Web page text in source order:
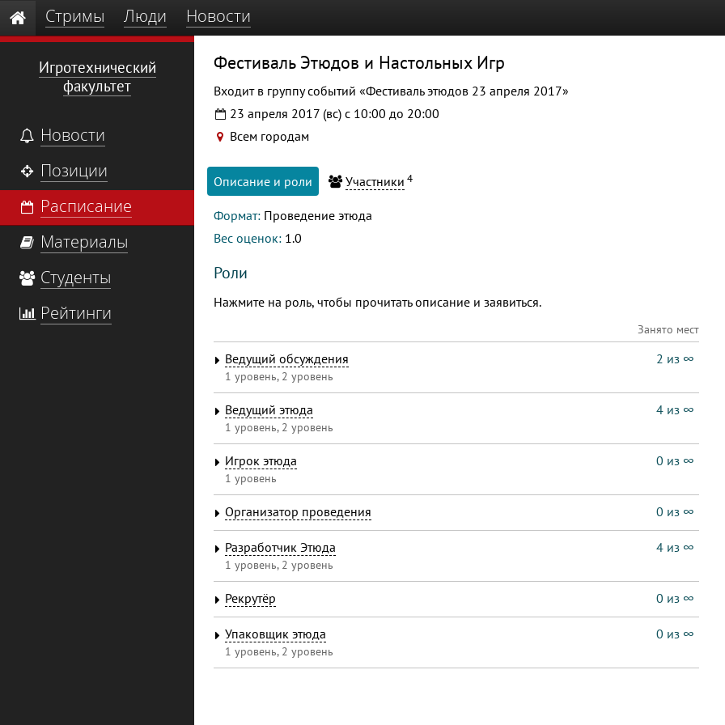
Стримы Люди Новости
Игротехнический
факультет
Новости
Позиции
Расписание
Материалы
Студенты
Рейтинги
Фестиваль Этюдов и Настольных Игр
Входит в группу событий «Фестиваль этюдов 23 апреля 2017»
23 апреля 2017 (вс) с 10:00 до 20:00
Всем городам
Описание и роли Участники 4
Формат: Проведение этюда
Вес оценок: 1.0
Роли
Нажмите на роль, чтобы прочитать описание и заявиться.
Занято мест
2 из ∞
Ведущий обсуждения
1 уровень, 2 уровень
4 из ∞
Ведущий этюда
1 уровень, 2 уровень
0 из ∞
Игрок этюда
1 уровень
0 из ∞
Организатор проведения
4 из ∞
Разработчик Этюда
1 уровень, 2 уровень
0 из ∞
Рекрутёр
0 из ∞
Упаковщик этюда
1 уровень, 2 уровень